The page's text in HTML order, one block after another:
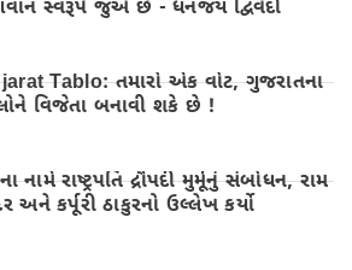
સ્વરૂપે જુએ છે - ધનંજય દ્વિવેદી
Tablo: તમારો એક વોટ, ગુજરાતના
વિજેતા બનાવી શકે છે !
નામે રાષ્ટ્રપતિ દ્રૌપદી મુર્મૂનું સંબોધન, રામ
અને કર્પૂરી ઠાકુરનો ઉલ્લેખ કર્યો